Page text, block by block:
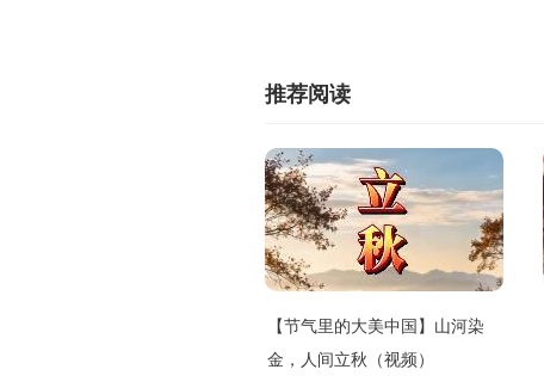
推荐阅读
【节气里的大美中国】山河染
金，人间立秋（视频）